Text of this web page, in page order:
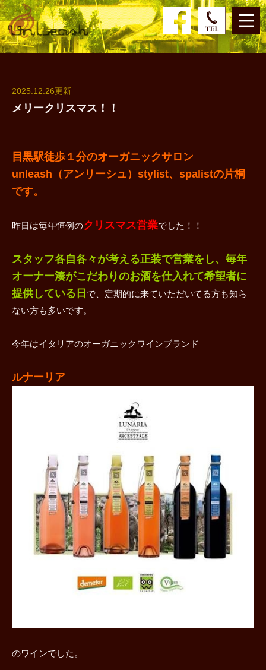
2025.12.26更新
メリークリスマス！！
目黒駅徒歩１分のオーガニックサロン
unleash（アンリーシュ）stylist、spalistの片桐
です。
昨日は毎年恒例のクリスマス営業でした！！
スタッフ各自各々が考える正装で営業をし、毎年
オーナー湊がこだわりのお酒を仕入れて希望者に
提供している日で、定期的に来ていただいてる方も知ら
ない方も多いです。
今年はイタリアのオーガニックワインブランド
ルナーリア
のワインでした。